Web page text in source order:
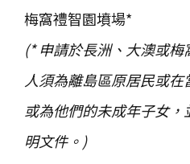
梅窩禮智園墳場*
(* 申請於長洲、大澳或
人須為離島區原居民或在
或為他們的未成年子女
明文件。)